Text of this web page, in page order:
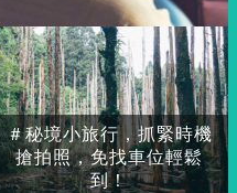
＃秘境小旅行，抓緊時機
搶拍照，免找車位輕鬆
到！